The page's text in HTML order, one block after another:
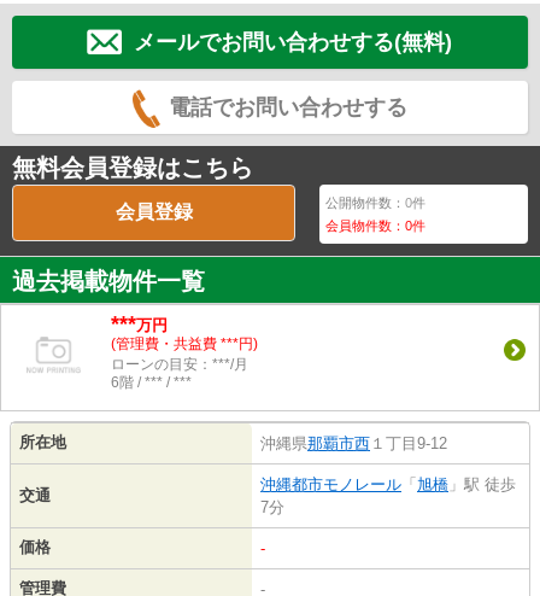
メールでお問い合わせする(無料)
電話でお問い合わせする
無料会員登録はこちら
会員登録 公開物件数：0件
会員物件数：0件
過去掲載物件一覧
***万円
(管理費・共益費 ***円)
ローンの目安：***/月
6階 / *** / ***
所在地 沖縄県那覇市西 １丁目9-12
交通
沖縄都市モノレール 「 旭橋 」駅 徒歩
7分
価格 -
管理費 -